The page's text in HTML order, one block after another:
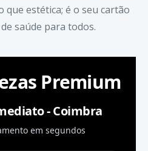
que estética; é o seu cartão
saúde para todos.